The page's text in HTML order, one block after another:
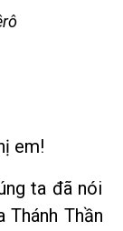
em!
ta đã nói
Thánh Thần